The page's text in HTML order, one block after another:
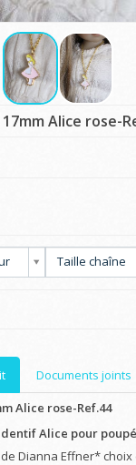
Alice rose-
Taille chaîne
Documents joints
Alice rose-Ref.44
Alice pour
Dianna Effner* choix